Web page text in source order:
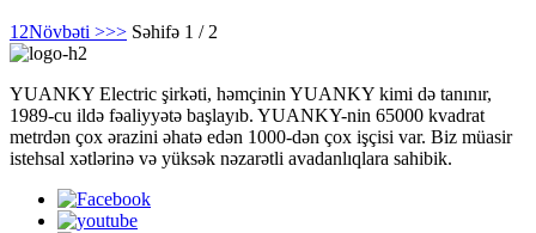
1 2Növbəti >>> Səhifə 1 / 2
YUANKY Electric şirkəti, həmçinin YUANKY kimi də tanınır,
1989-cu ildə fəaliyyətə başlayıb. YUANKY-nin 65000 kvadrat
metrdən çox ərazini əhatə edən 1000-dən çox işçisi var. Biz müasir
istehsal xətlərinə və yüksək nəzarətli avadanlıqlara sahibik.